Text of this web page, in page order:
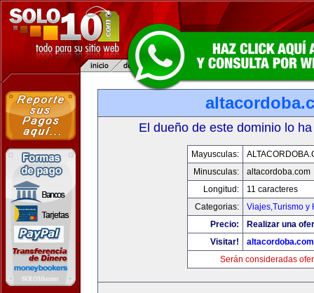
El dueño de este dominio lo
Mayusculas:
Minusculas:
altacordoba.com
Longitud:
11 caracteres
Categorias:
Viajes,Turismo y
Precio:
Realizar una
Visitar!
altacordoba.com
Serán consideradas